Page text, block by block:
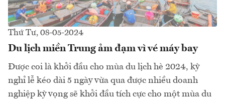
Thứ Tư, 08-05-2024
Du lịch miền Trung ảm đạm vì vé máy bay
Được coi là khởi đầu cho mùa du lịch hè 2024, kỳ
nghỉ lễ kéo dài 5 ngày vừa qua được nhiều doanh
nghiệp kỳ vọng sẽ khởi đầu tích cực cho một mùa du